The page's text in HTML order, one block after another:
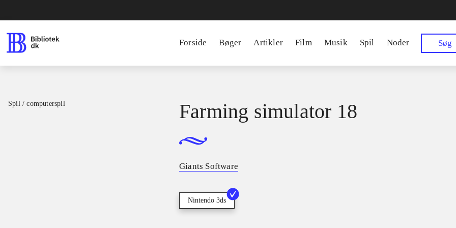
Forside Bøger Artikler Film Musik Spil Noder Søg
Spil / computerspil Farming simulator 18
Giants Software
Nintendo 3ds